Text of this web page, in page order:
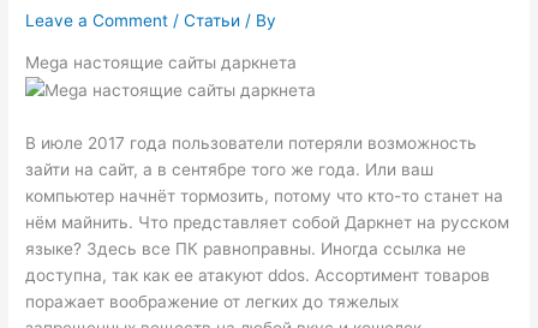
Leave a Comment /Статьи / By
Mega настоящие сайты даркнета
В июле 2017 года пользователи потеряли возможность
зайти на сайт, а в сентябре того же года. Или ваш
компьютер начнёт тормозить, потому что кто-то станет на
нём майнить. Что представляет собой Даркнет на русском
языке? Здесь все ПК равноправны. Иногда ссылка не
доступна, так как ее атакуют ddos. Ассортимент товаров
поражает воображение от легких до тяжелых